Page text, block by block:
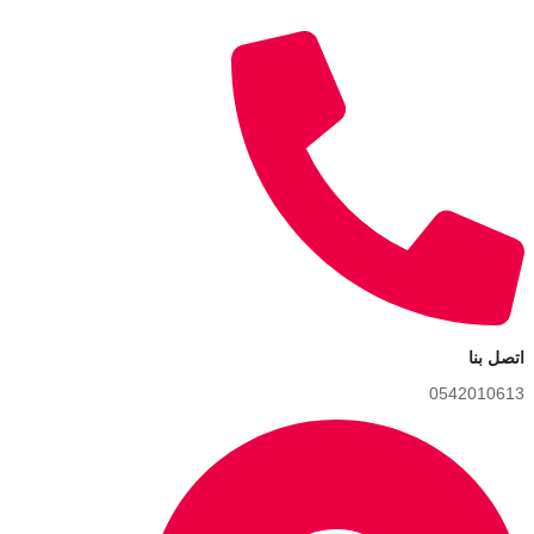
اتصل بنا
0542010613